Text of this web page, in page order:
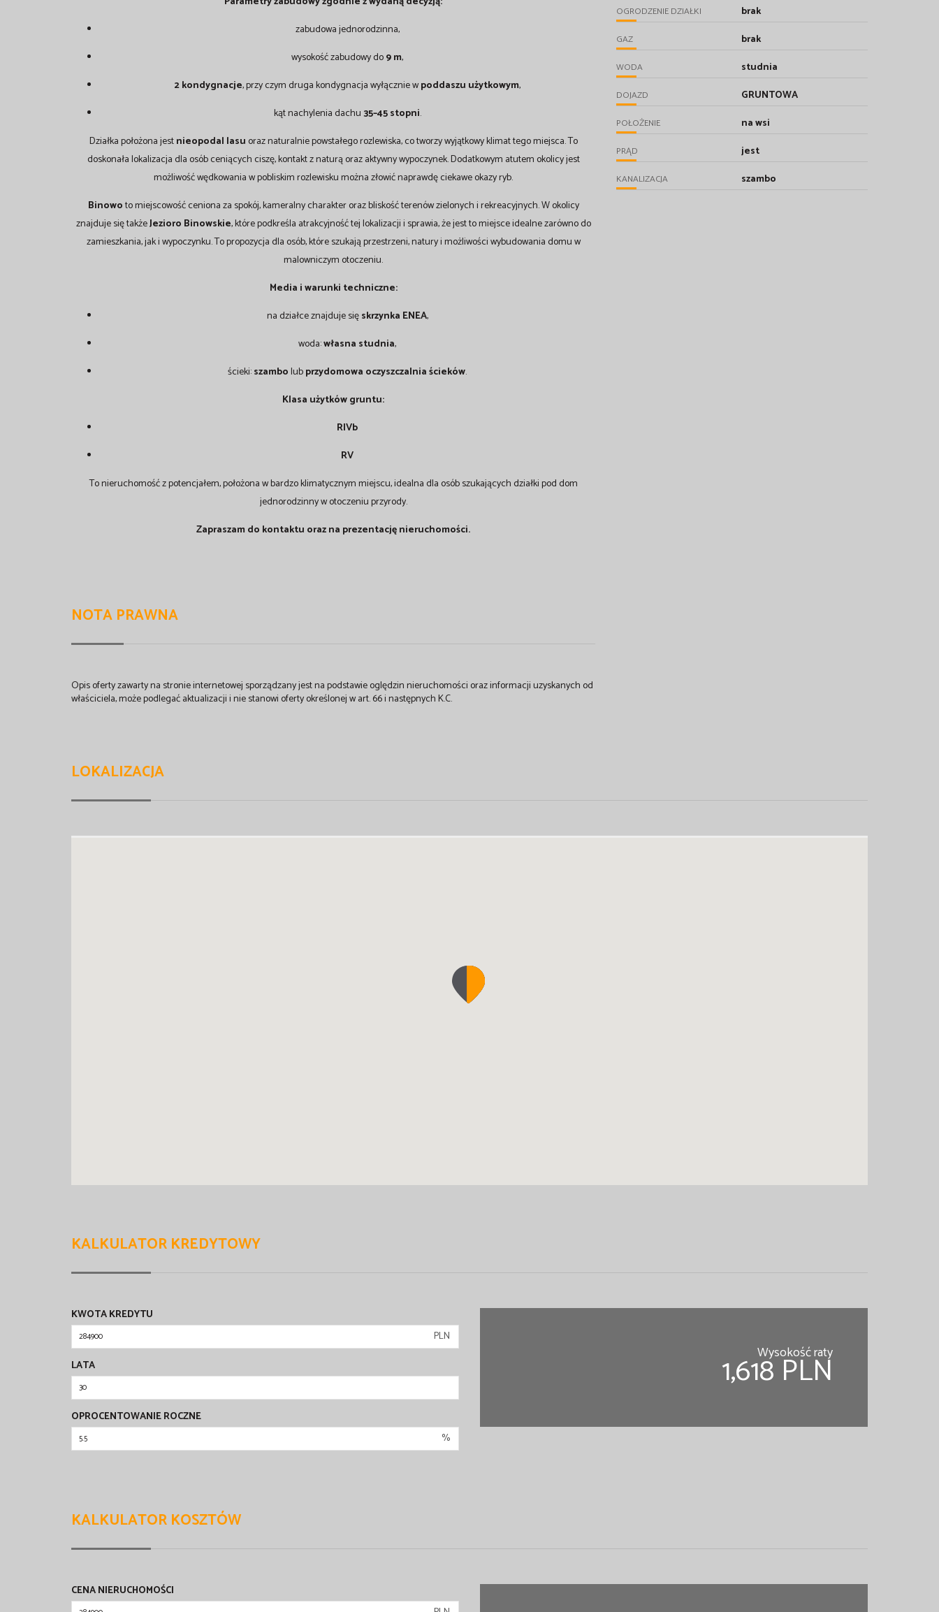
zabudowa jednorodzinna,
wysokość zabudowy do9 m,
2 kondygnacje, przy czym druga kondygnacja wyłącznie wpoddaszu użytkowym,
kąt nachylenia dachu35–45 stopni.
Działka położona jestnieopodal lasuoraz naturalnie powstałego rozlewiska, co tworzy wyjątkowy klimat tego miejsca. To
doskonała lokalizacja dla osób ceniących ciszę, kontakt z naturą oraz aktywny wypoczynek. Dodatkowym atutem okolicy jest
możliwość wędkowania w pobliskim rozlewisku można złowić naprawdę ciekawe okazy ryb.
Binowoto miejscowość ceniona za spokój, kameralny charakter oraz bliskość terenów zielonych i rekreacyjnych. W okolicy
znajduje się takżeJezioro Binowskie, które podkreśla atrakcyjność tej lokalizacji i sprawia, że jest to miejsce idealne zarówno do
zamieszkania, jak i wypoczynku. To propozycja dla osób, które szukają przestrzeni, natury i możliwości wybudowania domu w
malowniczym otoczeniu.
Media i warunki techniczne:
na działce znajduje sięskrzynka ENEA,
woda:własna studnia,
ścieki:szambolubprzydomowa oczyszczalnia ścieków.
Klasa użytków gruntu:
RIVb
RV
To nieruchomość z potencjałem, położona w bardzo klimatycznym miejscu, idealna dla osób szukających działki pod dom
jednorodzinny w otoczeniu przyrody.
Zapraszam do kontaktu oraz na prezentację nieruchomości.
NOTA PRAWNA
Opis oferty zawarty na stronie internetowej sporządzany jest na podstawie oględzin nieruchomości oraz informacji uzyskanych od
właściciela, może podlegać aktualizacji i nie stanowi oferty określonej w art. 66 i następnych K.C.
OGRODZENIE DZIAŁKI brak
GAZ brak
WODA studnia
DOJAZD GRUNTOWA
POŁOŻENIE na wsi
PRĄD jest
KANALIZACJA szambo
LOKALIZACJA
KALKULATOR KREDYTOWY
KWOTA KREDYTU
PLN
LATA
OPROCENTOWANIE ROCZNE
%
Wysokość raty
1,618 PLN
KALKULATOR KOSZTÓW
CENA NIERUCHOMOŚCI